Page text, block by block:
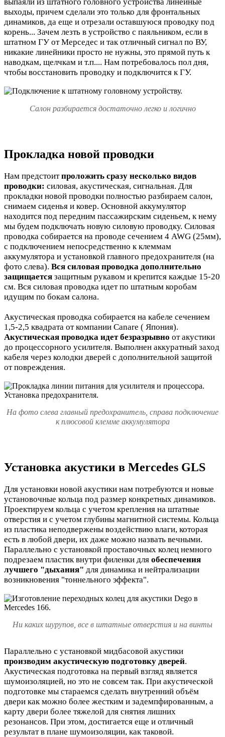
выпаяли из штатного головного устройства линейные
выходы, причем сделали это только для фронтальных
динамиков, да еще и отрезали оставшуюся проводку под
корень... Зачем лезть в устройство с паяльником, если в
штатном ГУ от Мерседес и так отличный сигнал по ВУ,
никакие линейники просто не нужны, это прямой путь к
наводкам, щелчкам и т.п.... Нам потребовалось пол дня,
чтобы восстановить проводку и подключится к ГУ.
Cалон разбирается достаточно легко и логично
Прокладка новой проводки
Нам предстоитпроложить сразу несколько видов
проводки: силовая, акустическая, сигнальная. Для
прокладки новой проводки полностью разбираем салон,
снимаем сиденья и ковер. Основной аккумулятор
находится под передним пассажирским сиденьем, к нему
мы будем подключать новую силовую проводку. Силовая
проводка собирается на проводе сечением 4 AWG (25мм),
с подключением непосредственно к клеммам
аккумулятора и установкой главного предохранителя (на
фото слева). Вся силовая проводка дополнительно
защищается защитным рукавом и крепится каждые 15-20
см. Вся силовая проводка идет по штатным коробам
идущим по бокам салона.
Акустическая проводка собирается на кабеле сечением
1,5-2,5 квадрата от компании Canare ( Япония).
Акустическая проводка идет безразрывно от акустики
до процессорного усилителя. Выполнен аккуратный заход
кабеля через колодки дверей с дополнительной защитой
от повреждения.
На фото слева главный предохранитель, справа подключение
к плюсовой клемме аккумулятора
Установка акустики в Mercedes GLS
Для установки новой акустики нам потребуются и новые
установочные кольца под размер конкретных динамиков.
Проектируем кольца с учетом крепления на штатные
отверстия и с учетом глубины магнитной системы. Кольца
из пластика неподвержены воздействию влаги, которая
есть в любой двери, их даже можно назвать вечными.
Параллельно с установкой проставочных колец немного
подрезаем пластик внутри филенки для обеспечения
лучшего "дыхания" для динамика и нейтрализации
возникновения "тоннельного эффекта".
Ни каких шурупов, все в штатные отверстия и на винты
Параллельно с установкой мидбасовой акустики
производим акустическую подготовку дверей.
Акустическая подготовка на первый взгляд является
шумоизоляцией, но это не совсем так. При акустической
подготовке мы стараемся сделать внутренний объём
двери как можно более жестким и задемпфированным, а
карту двери более тяжелой для снятия лишних
резонансов. При этом, достигается еще и отличный
результат в плане шумоизоляции, как таковой.